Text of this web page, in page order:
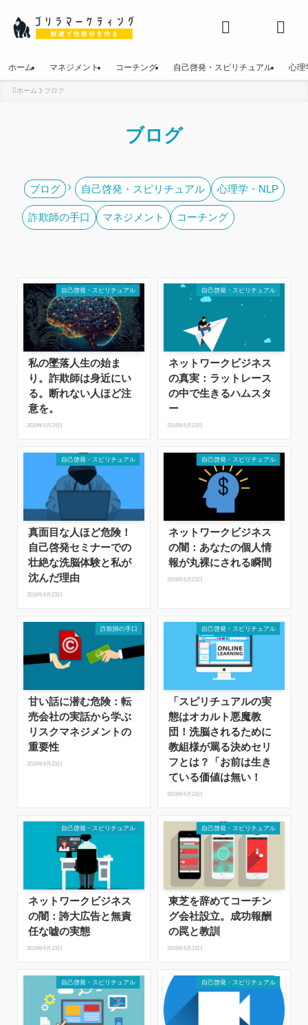
自己啓発・スピリチュアル
心理学・NLP
ホーム マネジメント コーチング 自己啓発・スピリチュアル 心理
ホーム ブログ
ブログ
ブログ 自己啓発・スピリチュアル 心理学・NLP
詐欺師の手口 マネジメント コーチング
自己啓発・スピリチュアル
私の墜落人生の始ま
り。詐欺師は身近にい
る。断れない人ほど注
意を。
2019年6月24日
自己啓発・スピリチュアル
ネットワークビジネス
の真実：ラットレース
の中で生きるハムスタ
ー
2019年6月23日
自己啓発・スピリチュアル
真面目な人ほど危険！
自己啓発セミナーでの
壮絶な洗脳体験と私が
沈んだ理由
2019年6月23日
自己啓発・スピリチュアル
ネットワークビジネス
の闇：あなたの個人情
報が丸裸にされる瞬間
2019年6月23日
詐欺師の手口
甘い話に潜む危険：転
売会社の実話から学ぶ
リスクマネジメントの
重要性
2019年6月23日
自己啓発・スピリチュアル
「スピリチュアルの実
態はオカルト悪魔教
団！洗脳されるために
教組様が罵る決めセリ
フとは？「お前は生き
ている価値は無い！
2019年6月23日
自己啓発・スピリチュアル
ネットワークビジネス
の闇：誇大広告と無責
任な嘘の実態
2019年6月23日
自己啓発・スピリチュアル
東芝を辞めてコーチン
グ会社設立。成功報酬
の罠と教訓
2019年6月23日
自己啓発・スピリチュアル 自己啓発・スピリチュアル